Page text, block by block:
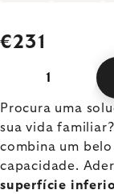
€231
Procura uma
sua vida
combina um
capacidade.
superfície